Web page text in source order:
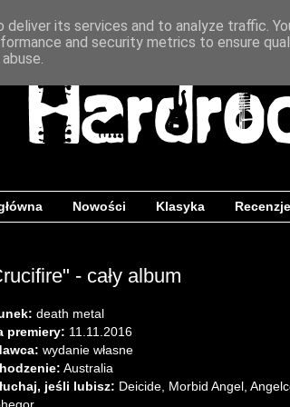
Nowości Klasyka Recenzje
- cały album
death metal
premiery: 11.11.2016
wydanie własne
Australia
jeśli lubisz: Deicide, Morbid Angel,
its services and to analyze traffic.
and security metrics to ensure